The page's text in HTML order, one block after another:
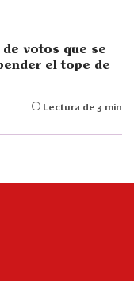
votos que se
el tope de
Lectura de 3 min